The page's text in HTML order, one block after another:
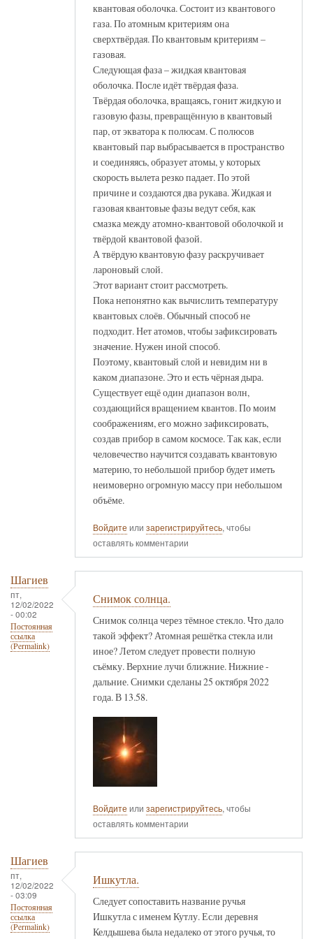
квантовая оболочка. Состоит из квантового
газа. По атомным критериям она
сверхтвёрдая. По квантовым критериям –
газовая.
Следующая фаза – жидкая квантовая
оболочка. После идёт твёрдая фаза.
Твёрдая оболочка, вращаясь, гонит жидкую и
газовую фазы, превращённую в квантовый
пар, от экватора к полюсам. С полюсов
квантовый пар выбрасывается в пространство
и соединяясь, образует атомы, у которых
скорость вылета резко падает. По этой
причине и создаются два рукава. Жидкая и
газовая квантовые фазы ведут себя, как
смазка между атомно-квантовой оболочкой и
твёрдой квантовой фазой.
А твёрдую квантовую фазу раскручивает
лароновый слой.
Этот вариант стоит рассмотреть.
Пока непонятно как вычислить температуру
квантовых слоёв. Обычный способ не
подходит. Нет атомов, чтобы зафиксировать
значение. Нужен иной способ.
Поэтому, квантовый слой и невидим ни в
каком диапазоне. Это и есть чёрная дыра.
Существует ещё один диапазон волн,
создающийся вращением квантов. По моим
соображениям, его можно зафиксировать,
создав прибор в самом космосе. Так как, если
человечество научится создавать квантовую
материю, то небольшой прибор будет иметь
неимоверно огромную массу при небольшом
объёме.
Войдите или зарегистрируйтесь, чтобы
оставлять комментарии
Шагиев
пт,
12/02/2022
- 00:02
Постоянная
ссылка
(Permalink)
Снимок солнца.
Снимок солнца через тёмное стекло. Что дало
такой эффект? Атомная решётка стекла или
иное? Летом следует провести полную
съёмку. Верхние лучи ближние. Нижние -
дальние. Снимки сделаны 25 октября 2022
года. В 13.58.
Войдите или зарегистрируйтесь, чтобы
оставлять комментарии
Шагиев
пт,
12/02/2022
- 03:09
Постоянная
ссылка
(Permalink)
Ишкутла.
Следует сопоставить название ручья
Ишкутла с именем Кутлу. Если деревня
Келдышева была недалеко от этого ручья, то